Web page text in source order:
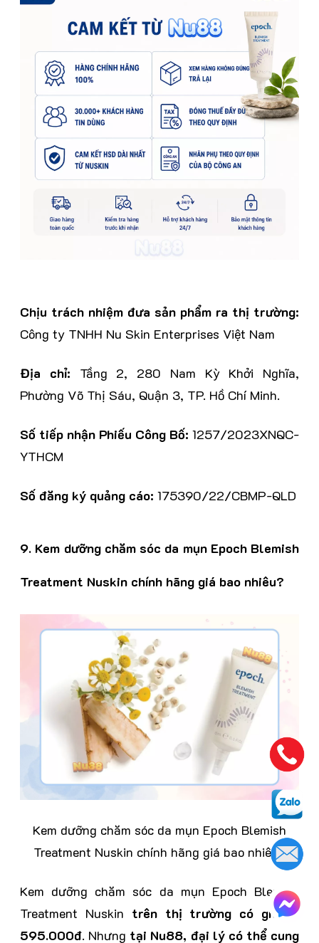
Chịu trách nhiệm đưa sản phẩm ra thị trường:
Công ty TNHH Nu Skin Enterprises Việt Nam
Địa chỉ: Tầng 2, 280 Nam Kỳ Khởi Nghĩa,
Phường Võ Thị Sáu, Quận 3, TP. Hồ Chí Minh.
Số tiếp nhận Phiếu Công Bố: 1257/2023XNQC-
YTHCM
Số đăng ký quảng cáo: 175390/22/CBMP-QLD
9. Kem dưỡng chăm sóc da mụn Epoch Blemish
Treatment Nuskin chính hãng giá bao nhiêu?
Kem dưỡng chăm sóc da mụn Epoch Blemish
Treatment Nuskin chính hãng giá bao nhiêu?
Kem dưỡng chăm sóc da mụn Epoch Blemish
Treatment Nuskin trên thị trường có giá là
595.000đ. Nhưng tại Nu88, đại lý có thể cung